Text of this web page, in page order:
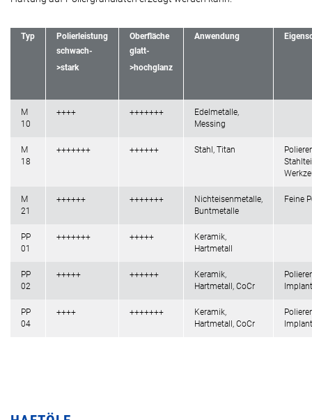
Typ
Polierleistung
schwach-
>stark
Oberfläche
glatt-
>hochglanz
Anwendung
M
10
++++ +++++++
Edelmetalle,
Messing
M
18
+++++++ ++++++ Stahl, Titan
M
21
++++++ +++++++
Nichteisenmetalle,
Buntmetalle
Feine
PP
01
+++++++ +++++
Keramik,
Hartmetall
PP
02
+++++ ++++++
Keramik,
Hartmetall, CoCr
PP
04
++++ +++++++
Keramik,
Hartmetall, CoCr